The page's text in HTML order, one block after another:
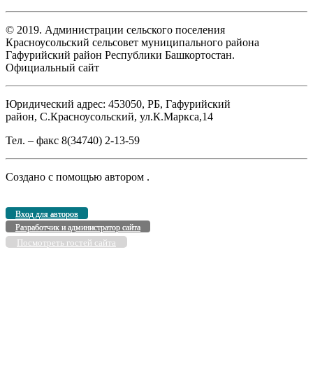
© 2019. Администрации сельского поселения
Красноусольский сельсовет муниципального района
Гафурийский район Республики Башкортостан.
Официальный сайт
Юридический адрес: 453050, РБ, Гафурийский
район, С.Красноусольский, ул.К.Маркса,14
Тел. – факс 8(34740) 2-13-59
Создано с помощью автором .
Вход для авторов
Разработчик и администратор сайта
Посмотреть гостей сайта